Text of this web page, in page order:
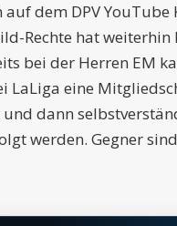
dem DPV YouTube
Rechte hat weiterhin
bei der Herren EM
LaLiga eine
dann
werden. Gegner